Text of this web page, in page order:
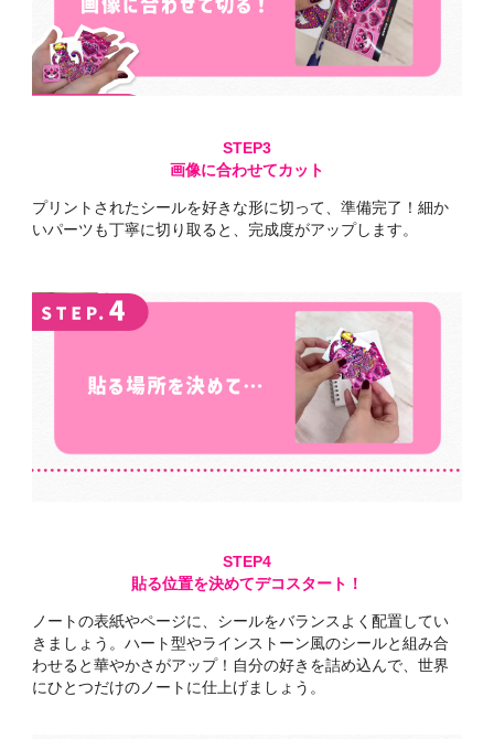
画像に合わせてカット
プリントされたシールを好きな形に切って、 準備完了！ 細か
いパーツも丁寧に切り取ると、 完成度がアップします。
貼る位置を決めてデコスタート！
ノートの表紙やページに、 シールをバランスよく配置してい
きましょう。 ハート型やラインストーン風のシールと組み合
わせると華やかさがアップ！ 自分の好きを詰め込んで、 世界
にひとつだけのノートに仕上げましょう。